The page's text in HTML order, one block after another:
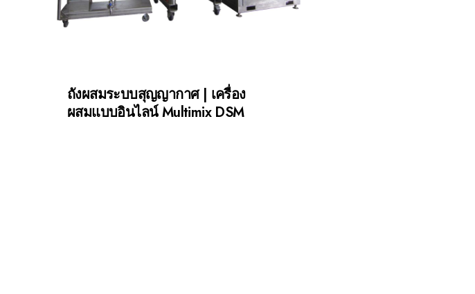
ถังผสมระบบสุญญากาศ | เครื่อง
ผสมแบบอินไลน์ Multimix DSM